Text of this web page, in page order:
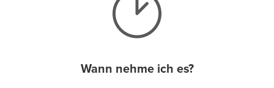
Wann nehme ich es?